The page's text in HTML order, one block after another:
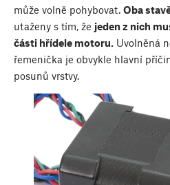
může volně pohybovat. Oba
utaženy s tím, že jeden z nich
části hřídele motoru. Uvolněná
řemenička je obvykle hlavní
posunů vrstvy.